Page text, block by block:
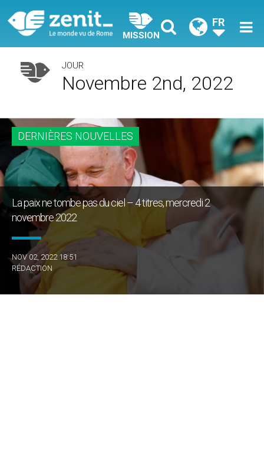
MISSION
FR
JOUR
Novembre 2nd, 2022
DERNIÈRES NOUVELLES
La paix ne tombe pas du ciel – 4 titres, mercredi 2
novembre 2022
NOV 02, 2022 18:51
RÉDACTION